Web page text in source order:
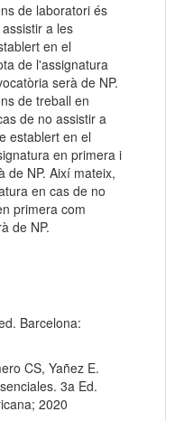
de laboratori és
a les
en el
de l'assignatura
serà de NP.
de treball en
de no assistir a
establert en el
en primera i
de NP. Així mateix,
en cas de no
primera com
de NP.
Barcelona:
CS, Yañez E.
3a Ed.
2020